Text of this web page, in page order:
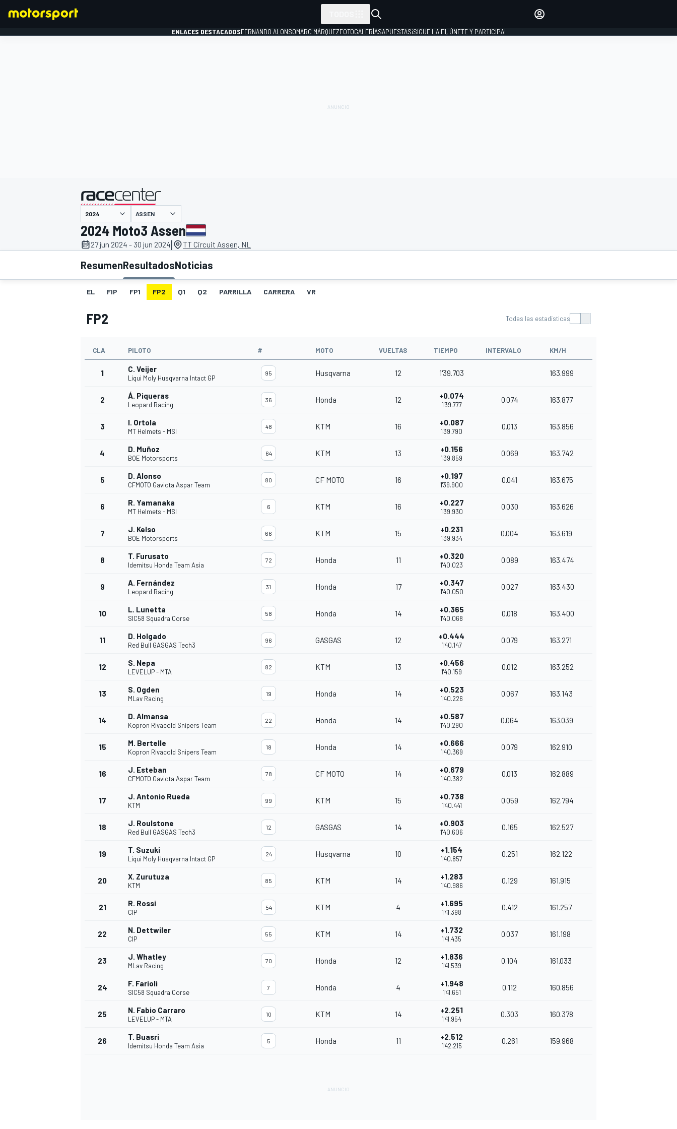
INDYCAR WRC
MÁS CATEGORÍAS
ENLACES DESTACADOSFERNANDO ALONSOMARC MÁRQUEZFOTOGALERÍASAPUESTAS¡SIGUE LA F1, ÚNETE Y PARTICIPA!
presentado por
ASSEN
2024 Moto3 Assen
27 jun 2024 - 30 jun 2024| TT Circuit Assen, NL
ResumenResultadosNoticias
EL FIP FP1 FP2 Q1 Q2 PARRILLA CARRERA VR
FP2 Todas las estadísticas
CLA PILOTO # MOTO VUELTAS TIEMPO INTERVALO KM/H
1 C. Veijer
Liqui Moly Husqvarna Intact GP
95 Husqvarna 12 1'39.703 163.999
2 Á. Piqueras
Leopard Racing
36 Honda 12 +0.074
1'39.777
0.074 163.877
3 I. Ortola
MT Helmets - MSI
48 KTM 16 +0.087
1'39.790
0.013 163.856
4 D. Muñoz
BOE Motorsports
64 KTM 13 +0.156
1'39.859
0.069 163.742
5 D. Alonso
CFMOTO Gaviota Aspar Team
80 CF MOTO 16 +0.197
1'39.900
0.041 163.675
6 R. Yamanaka
MT Helmets - MSI
6 KTM 16 +0.227
1'39.930
0.030 163.626
7 J. Kelso
BOE Motorsports
66 KTM 15 +0.231
1'39.934
0.004 163.619
8 T. Furusato
Idemitsu Honda Team Asia
72 Honda 11 +0.320
1'40.023
0.089 163.474
9 A. Fernández
Leopard Racing
31 Honda 17 +0.347
1'40.050
0.027 163.430
10 L. Lunetta
SIC58 Squadra Corse
58 Honda 14 +0.365
1'40.068
0.018 163.400
11 D. Holgado
Red Bull GASGAS Tech3
96 GASGAS 12 +0.444
1'40.147
0.079 163.271
12 S. Nepa
LEVELUP - MTA
82 KTM 13 +0.456
1'40.159
0.012 163.252
13 S. Ogden
MLav Racing
19 Honda 14 +0.523
1'40.226
0.067 163.143
14 D. Almansa
Kopron Rivacold Snipers Team
22 Honda 14 +0.587
1'40.290
0.064 163.039
15 M. Bertelle
Kopron Rivacold Snipers Team
18 Honda 14 +0.666
1'40.369
0.079 162.910
16 J. Esteban
CFMOTO Gaviota Aspar Team
78 CF MOTO 14 +0.679
1'40.382
0.013 162.889
17 J. Antonio Rueda
KTM
99 KTM 15 +0.738
1'40.441
0.059 162.794
18 J. Roulstone
Red Bull GASGAS Tech3
12 GASGAS 14 +0.903
1'40.606
0.165 162.527
19 T. Suzuki
Liqui Moly Husqvarna Intact GP
24 Husqvarna 10 +1.154
1'40.857
0.251 162.122
20 X. Zurutuza
KTM
85 KTM 14 +1.283
1'40.986
0.129 161.915
21 R. Rossi
CIP
54 KTM 4 +1.695
1'41.398
0.412 161.257
22 N. Dettwiler
CIP
55 KTM 14 +1.732
1'41.435
0.037 161.198
23 J. Whatley
MLav Racing
70 Honda 12 +1.836
1'41.539
0.104 161.033
24 F. Farioli
SIC58 Squadra Corse
7 Honda 4 +1.948
1'41.651
0.112 160.856
25 N. Fabio Carraro
LEVELUP - MTA
10 KTM 14 +2.251
1'41.954
0.303 160.378
26 T. Buasri
Idemitsu Honda Team Asia
5 Honda 11 +2.512
1'42.215
0.261 159.968